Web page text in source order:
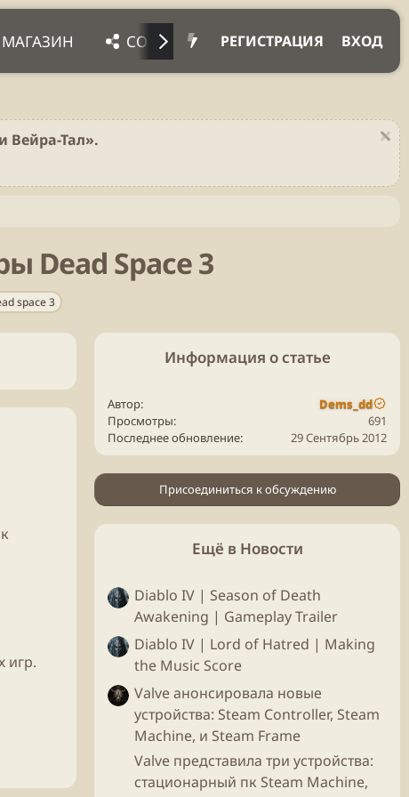
МАГАЗИН СОЦ. СЕТИ ПРОЧЕЕ ВХОД
РЕГИСТРАЦИЯ
Вейра-Тал».
Dead Space 3
space 3
игр.
Информация о статье
Автор
Dems_dd
Просмотры
691
Последнее обновление
29 Сентябрь 2012
Присоединиться к обсуждению
Ещё в Новости
Diablo IV | Season of Death
Awakening | Gameplay Trailer
Diablo IV | Lord of Hatred | Making
the Music Score
Valve анонсировала новые
устройства: Steam Controller, Steam
Machine, и Steam Frame
Valve представила три устройства:
стационарный пк Steam Machine,